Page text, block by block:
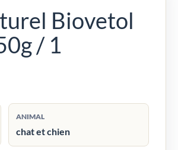
Biovetol
/ 1
ANIMAL
chat et chien